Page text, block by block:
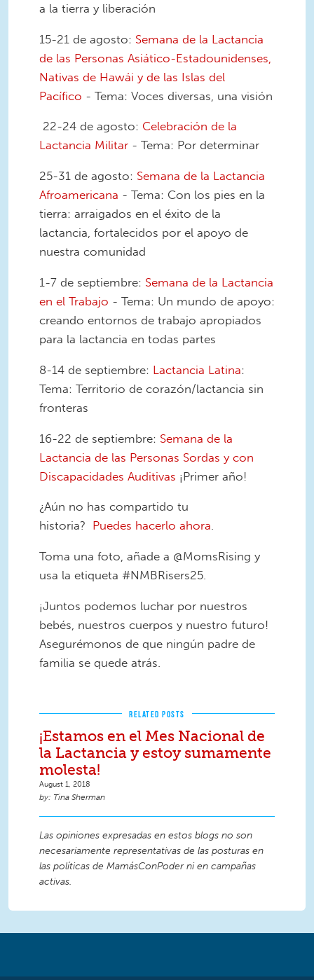
a la tierra y liberación
15-21 de agosto: Semana de la Lactancia
de las Personas Asiático-Estadounidenses,
Nativas de Hawái y de las Islas del
Pacífico - Tema: Voces diversas, una visión
22-24 de agosto: Celebración de la
Lactancia Militar - Tema: Por determinar
25-31 de agosto: Semana de la Lactancia
Afroamericana - Tema: Con los pies en la
tierra: arraigados en el éxito de la
lactancia, fortalecidos por el apoyo de
nuestra comunidad
1-7 de septiembre: Semana de la Lactancia
en el Trabajo - Tema: Un mundo de apoyo:
creando entornos de trabajo apropiados
para la lactancia en todas partes
8-14 de septiembre: Lactancia Latina:
Tema: Territorio de corazón/lactancia sin
fronteras
16-22 de septiembre: Semana de la
Lactancia de las Personas Sordas y con
Discapacidades Auditivas ¡Primer año!
¿Aún no has compartido tu
historia? Puedes hacerlo ahora.
Toma una foto, añade a @MomsRising y
usa la etiqueta #NMBRisers25.
¡Juntos podemos luchar por nuestros
bebés, nuestros cuerpos y nuestro futuro!
Asegurémonos de que ningún padre de
familia se quede atrás.
RELATED POSTS
¡Estamos en el Mes Nacional de
la Lactancia y estoy sumamente
molesta!
August 1, 2018
Tina Sherman
Las opiniones expresadas en estos blogs no son
necesariamente representativas de las posturas en
las políticas de MamásConPoder ni en campañas
activas.